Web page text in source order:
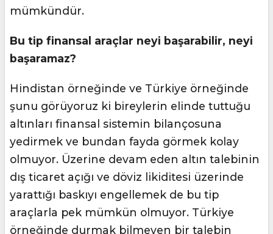
mümkündür.
Bu tip finansal araçlar neyi başarabilir, neyi
başaramaz?
Hindistan örneğinde ve Türkiye örneğinde
şunu görüyoruz ki bireylerin elinde tuttuğu
altınları finansal sistemin bilançosuna
yedirmek ve bundan fayda görmek kolay
olmuyor. Üzerine devam eden altın talebinin
dış ticaret açığı ve döviz likiditesi üzerinde
yarattığı baskıyı engellemek de bu tip
araçlarla pek mümkün olmuyor. Türkiye
örneğinde durmak bilmeyen bir talebin